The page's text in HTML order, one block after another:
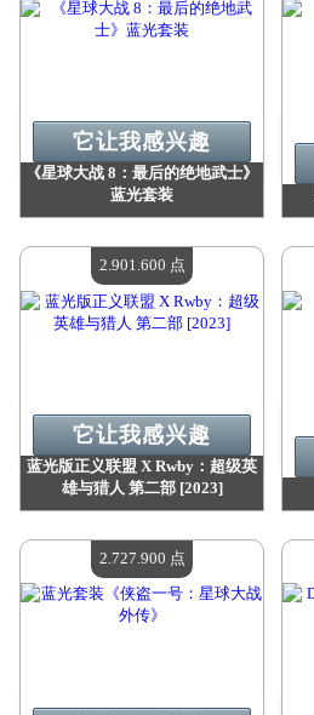
《星球大战 8：最后的绝地武士》
蓝光套装
现有数量：4
它让我感兴趣
蓝光版正义联盟 X Rwby：超级英
雄与猎人 第二部 [2023]
现有数量：4
它让我感兴趣
2.901.600 点
2.727.900 点